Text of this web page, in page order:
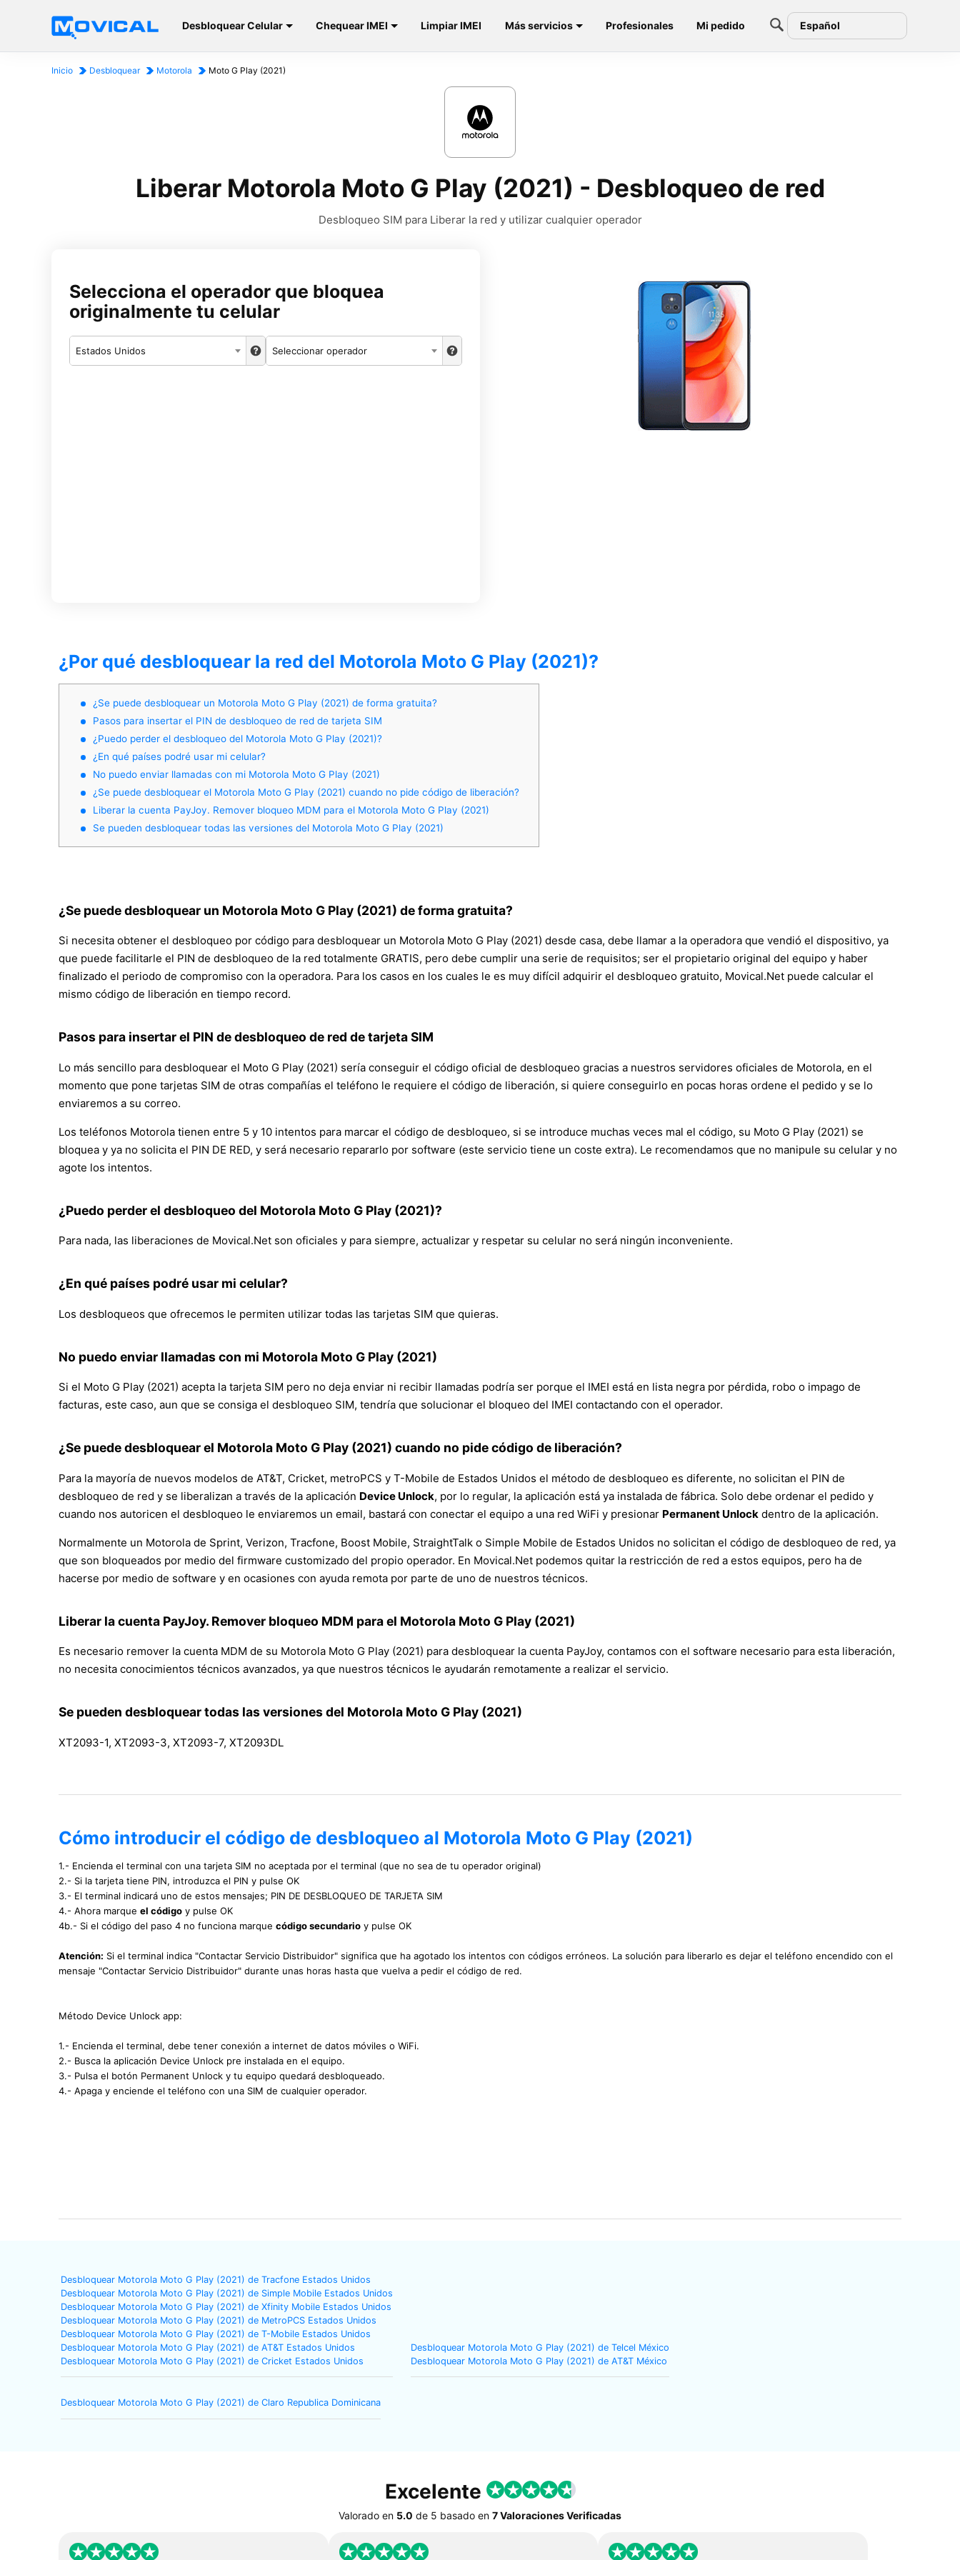
Desbloquear Celular Chequear IMEI Limpiar IMEI Más servicios Profesionales Mi pedido Español
Inicio Desbloquear Motorola Moto G Play (2021)
Liberar Motorola Moto G Play (2021) - Desbloqueo de red
Desbloqueo SIM para Liberar la red y utilizar cualquier operador
Selecciona el operador que bloquea
originalmente tu celular
Estados Unidos Seleccionar operador
¿Por qué desbloquear la red del Motorola Moto G Play (2021)?
¿Se puede desbloquear un Motorola Moto G Play (2021) de forma gratuita?
Pasos para insertar el PIN de desbloqueo de red de tarjeta SIM
¿Puedo perder el desbloqueo del Motorola Moto G Play (2021)?
¿En qué países podré usar mi celular?
No puedo enviar llamadas con mi Motorola Moto G Play (2021)
¿Se puede desbloquear el Motorola Moto G Play (2021) cuando no pide código de liberación?
Liberar la cuenta PayJoy. Remover bloqueo MDM para el Motorola Moto G Play (2021)
Se pueden desbloquear todas las versiones del Motorola Moto G Play (2021)
¿Se puede desbloquear un Motorola Moto G Play (2021) de forma gratuita?
Si necesita obtener el desbloqueo por código para desbloquear un Motorola Moto G Play (2021) desde casa, debe llamar a la operadora que vendió el dispositivo, ya
que puede facilitarle el PIN de desbloqueo de la red totalmente GRATIS, pero debe cumplir una serie de requisitos; ser el propietario original del equipo y haber
finalizado el periodo de compromiso con la operadora. Para los casos en los cuales le es muy difícil adquirir el desbloqueo gratuito, Movical.Net puede calcular el
mismo código de liberación en tiempo record.
Pasos para insertar el PIN de desbloqueo de red de tarjeta SIM
Lo más sencillo para desbloquear el Moto G Play (2021) sería conseguir el código oficial de desbloqueo gracias a nuestros servidores oficiales de Motorola, en el
momento que pone tarjetas SIM de otras compañías el teléfono le requiere el código de liberación, si quiere conseguirlo en pocas horas ordene el pedido y se lo
enviaremos a su correo.
Los teléfonos Motorola tienen entre 5 y 10 intentos para marcar el código de desbloqueo, si se introduce muchas veces mal el código, su Moto G Play (2021) se
bloquea y ya no solicita el PIN DE RED, y será necesario repararlo por software (este servicio tiene un coste extra). Le recomendamos que no manipule su celular y no
agote los intentos.
¿Puedo perder el desbloqueo del Motorola Moto G Play (2021)?
Para nada, las liberaciones de Movical.Net son oficiales y para siempre, actualizar y respetar su celular no será ningún inconveniente.
¿En qué países podré usar mi celular?
Los desbloqueos que ofrecemos le permiten utilizar todas las tarjetas SIM que quieras.
No puedo enviar llamadas con mi Motorola Moto G Play (2021)
Si el Moto G Play (2021) acepta la tarjeta SIM pero no deja enviar ni recibir llamadas podría ser porque el IMEI está en lista negra por pérdida, robo o impago de
facturas, este caso, aun que se consiga el desbloqueo SIM, tendría que solucionar el bloqueo del IMEI contactando con el operador.
¿Se puede desbloquear el Motorola Moto G Play (2021) cuando no pide código de liberación?
Para la mayoría de nuevos modelos de AT&T, Cricket, metroPCS y T-Mobile de Estados Unidos el método de desbloqueo es diferente, no solicitan el PIN de
desbloqueo de red y se liberalizan a través de la aplicación Device Unlock, por lo regular, la aplicación está ya instalada de fábrica. Solo debe ordenar el pedido y
cuando nos autoricen el desbloqueo le enviaremos un email, bastará con conectar el equipo a una red WiFi y presionar Permanent Unlock dentro de la aplicación.
Normalmente un Motorola de Sprint, Verizon, Tracfone, Boost Mobile, StraightTalk o Simple Mobile de Estados Unidos no solicitan el código de desbloqueo de red, ya
que son bloqueados por medio del firmware customizado del propio operador. En Movical.Net podemos quitar la restricción de red a estos equipos, pero ha de
hacerse por medio de software y en ocasiones con ayuda remota por parte de uno de nuestros técnicos.
Liberar la cuenta PayJoy. Remover bloqueo MDM para el Motorola Moto G Play (2021)
Es necesario remover la cuenta MDM de su Motorola Moto G Play (2021) para desbloquear la cuenta PayJoy, contamos con el software necesario para esta liberación,
no necesita conocimientos técnicos avanzados, ya que nuestros técnicos le ayudarán remotamente a realizar el servicio.
Se pueden desbloquear todas las versiones del Motorola Moto G Play (2021)
XT2093-1, XT2093-3, XT2093-7, XT2093DL
Cómo introducir el código de desbloqueo al Motorola Moto G Play (2021)
1.- Encienda el terminal con una tarjeta SIM no aceptada por el terminal (que no sea de tu operador original)
2.- Si la tarjeta tiene PIN, introduzca el PIN y pulse OK
3.- El terminal indicará uno de estos mensajes; PIN DE DESBLOQUEO DE TARJETA SIM
4.- Ahora marque el código y pulse OK
4b.- Si el código del paso 4 no funciona marque código secundario y pulse OK
Atención: Si el terminal indica "Contactar Servicio Distribuidor" significa que ha agotado los intentos con códigos erróneos. La solución para liberarlo es dejar el teléfono encendido con el
mensaje "Contactar Servicio Distribuidor" durante unas horas hasta que vuelva a pedir el código de red.
Método Device Unlock app:
1.- Encienda el terminal, debe tener conexión a internet de datos móviles o WiFi.
2.- Busca la aplicación Device Unlock pre instalada en el equipo.
3.- Pulsa el botón Permanent Unlock y tu equipo quedará desbloqueado.
4.- Apaga y enciende el teléfono con una SIM de cualquier operador.
Desbloquear Motorola Moto G Play (2021) de Tracfone Estados Unidos
Desbloquear Motorola Moto G Play (2021) de Simple Mobile Estados Unidos
Desbloquear Motorola Moto G Play (2021) de Xfinity Mobile Estados Unidos
Desbloquear Motorola Moto G Play (2021) de MetroPCS Estados Unidos
Desbloquear Motorola Moto G Play (2021) de T-Mobile Estados Unidos
Desbloquear Motorola Moto G Play (2021) de AT&T Estados Unidos
Desbloquear Motorola Moto G Play (2021) de Cricket Estados Unidos
Desbloquear Motorola Moto G Play (2021) de Telcel México
Desbloquear Motorola Moto G Play (2021) de AT&T México
Desbloquear Motorola Moto G Play (2021) de Claro Republica Dominicana
Excelente
Valorado en 5.0 de 5 basado en 7 Valoraciones Verificadas